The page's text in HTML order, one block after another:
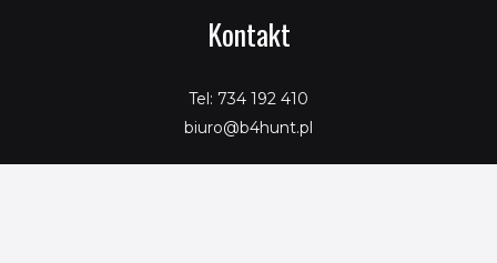
Kontakt
Tel: 734 192 410
biuro@b4hunt.pl